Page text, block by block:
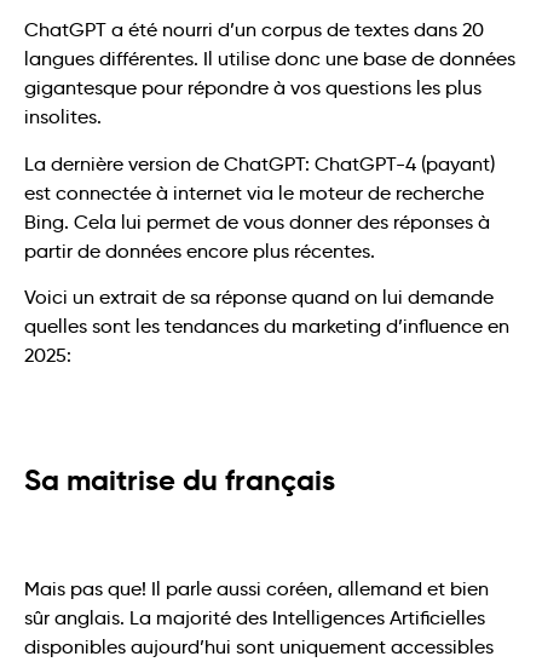
ChatGPT a été nourri d’un corpus de textes dans 20
langues différentes. Il utilise donc une base de données
gigantesque pour répondre à vos questions les plus
insolites.
La dernière version de ChatGPT: ChatGPT-4 (payant)
est connectée à internet via le moteur de recherche
Bing. Cela lui permet de vous donner des réponses à
partir de données encore plus récentes.
Voici un extrait de sa réponse quand on lui demande
quelles sont les tendances du marketing d’influence en
2025:
Sa maitrise du français
Mais pas que! Il parle aussi coréen, allemand et bien
sûr anglais. La majorité des Intelligences Artificielles
disponibles aujourd’hui sont uniquement accessibles